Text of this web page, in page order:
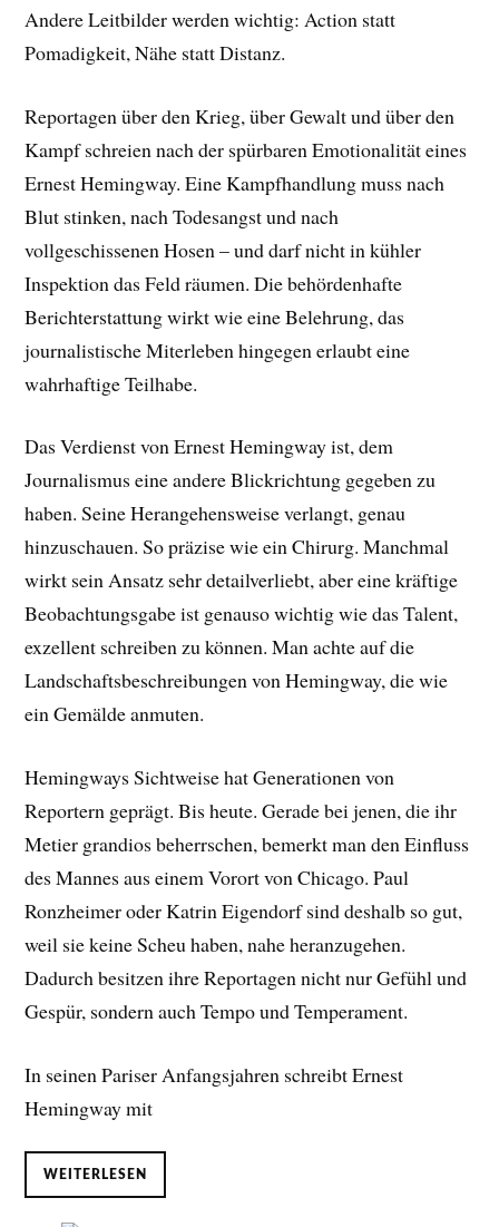
Andere Leitbilder werden wichtig: Action statt
Pomadigkeit, Nähe statt Distanz.
Reportagen über den Krieg, über Gewalt und über den
Kampf schreien nach der spürbaren Emotionalität eines
Ernest Hemingway. Eine Kampfhandlung muss nach
Blut stinken, nach Todesangst und nach
vollgeschissenen Hosen – und darf nicht in kühler
Inspektion das Feld räumen. Die behördenhafte
Berichterstattung wirkt wie eine Belehrung, das
journalistische Miterleben hingegen erlaubt eine
wahrhaftige Teilhabe.
Das Verdienst von Ernest Hemingway ist, dem
Journalismus eine andere Blickrichtung gegeben zu
haben. Seine Herangehensweise verlangt, genau
hinzuschauen. So präzise wie ein Chirurg. Manchmal
wirkt sein Ansatz sehr detailverliebt, aber eine kräftige
Beobachtungsgabe ist genauso wichtig wie das Talent,
exzellent schreiben zu können. Man achte auf die
Landschaftsbeschreibungen von Hemingway, die wie
ein Gemälde anmuten.
Hemingways Sichtweise hat Generationen von
Reportern geprägt. Bis heute. Gerade bei jenen, die ihr
Metier grandios beherrschen, bemerkt man den Einfluss
des Mannes aus einem Vorort von Chicago. Paul
Ronzheimer oder Katrin Eigendorf sind deshalb so gut,
weil sie keine Scheu haben, nahe heranzugehen.
Dadurch besitzen ihre Reportagen nicht nur Gefühl und
Gespür, sondern auch Tempo und Temperament.
In seinen Pariser Anfangsjahren schreibt Ernest
Hemingway mit
WEITERLESEN